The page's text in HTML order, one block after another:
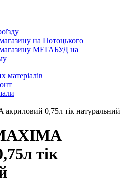
на Потоцького
магазину МЕГАБУД на
матеріалів
0,75л тік натуральний
тік